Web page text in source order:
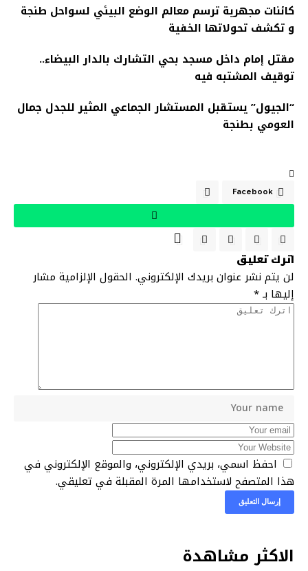
كائنات مجهرية ترسم معالم الوضع البيئي لسواحل طنجة
و تكشف تحولاتها الخفية
مقتل إمام داخل مسجد بحي التشارك بالدار البيضاء..
توقيف المشتبه فيه
“الجيول” يستقبل المستشار الجماعي المثير للجدل جمال
العومي بطنجة
Facebook
اترك تعليق
لن يتم نشر عنوان بريدك الإلكتروني. الحقول الإلزامية مشار
إليها بـ*
احفظ اسمي، بريدي الإلكتروني، والموقع الإلكتروني في
هذا المتصفح لاستخدامها المرة المقبلة في تعليقي.
الاكثر مشاهدة